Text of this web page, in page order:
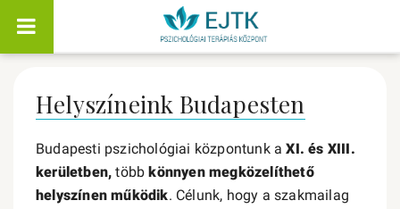
Helyszíneink Budapesten
Budapesti pszichológiai központunk aXI. és XIII.
kerületben, többkönnyen megközelíthető
helyszínen működik. Célunk, hogy a szakmailag